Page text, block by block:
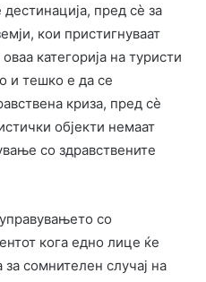
пред сѐ за
кои пристигнуваат
категорија на туристи
и тешко е да се
криза, пред сѐ
објекти немаат
со здравствените
со
кога едно лице ќе
сомнителен случај на